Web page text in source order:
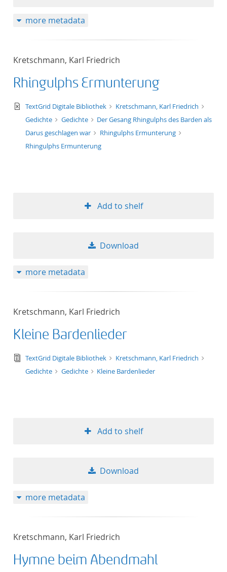
more metadata
Kretschmann, Karl Friedrich
Rhingulphs Ermunterung
text/xml
TextGrid Digitale Bibliothek
Kretschmann, Karl Friedrich
Gedichte
Gedichte
Der Gesang Rhingulphs des Barden als
Darus geschlagen war
Rhingulphs Ermunterung
Rhingulphs Ermunterung
Add to shelf
Download
more metadata
Kretschmann, Karl Friedrich
Kleine Bardenlieder
text/tg.edition+tg.aggregation+xml
TextGrid Digitale Bibliothek
Kretschmann, Karl Friedrich
Gedichte
Gedichte Kleine Bardenlieder
Add to shelf
Download
more metadata
Kretschmann, Karl Friedrich
Hymne beim Abendmahl